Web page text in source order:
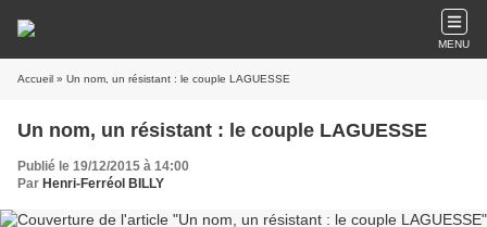
MENU
Accueil » Un nom, un résistant : le couple LAGUESSE
Un nom, un résistant : le couple LAGUESSE
Publié le 19/12/2015 à 14:00
Par Henri-Ferréol BILLY